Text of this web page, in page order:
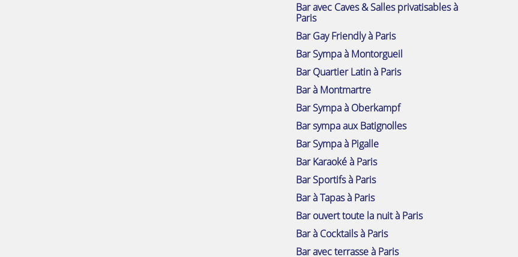
Bar avec Caves & Salles privatisables à
Paris
Bar Gay Friendly à Paris
Bar Sympa à Montorgueil
Bar Quartier Latin à Paris
Bar à Montmartre
Bar Sympa à Oberkampf
Bar sympa aux Batignolles
Bar Sympa à Pigalle
Bar Karaoké à Paris
Bar Sportifs à Paris
Bar à Tapas à Paris
Bar ouvert toute la nuit à Paris
Bar à Cocktails à Paris
Bar avec terrasse à Paris